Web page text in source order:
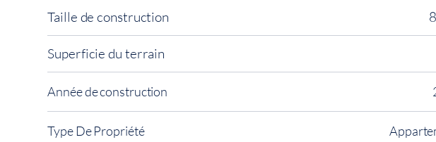
Taille de construction
Superficie du terrain
Année de construction
Type De Propriété